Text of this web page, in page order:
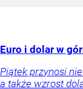
Euro i dolar w
Piątek przynosi
a także wzrost